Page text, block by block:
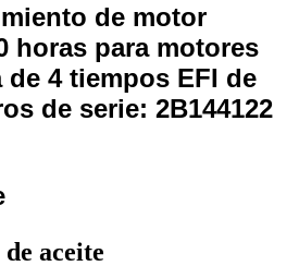
de motor
horas para motores
4 tiempos EFI de
de serie: 2B144122
aceite